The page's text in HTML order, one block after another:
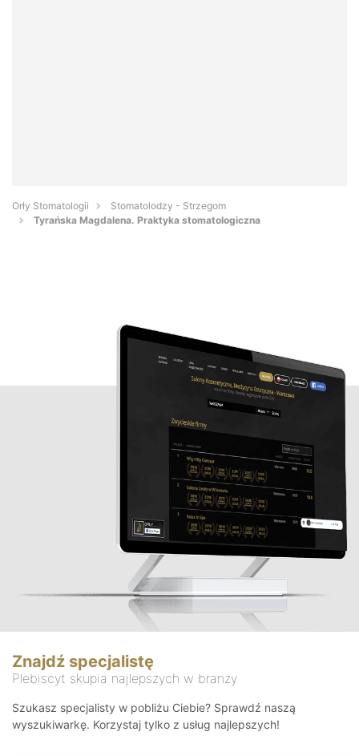
Orły Stomatologii
Stomatolodzy - Strzegom
Tyrańska Magdalena. Praktyka stomatologiczna
Znajdź specjalistę
Plebiscyt skupia najlepszych w branży
Szukasz specjalisty w pobliżu Ciebie? Sprawdź naszą
wyszukiwarkę. Korzystaj tylko z usług najlepszych!